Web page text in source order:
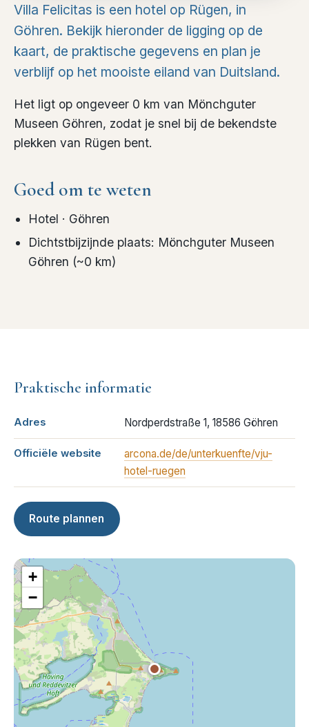
Villa Felicitas is een hotel op Rügen, in
Göhren. Bekijk hieronder de ligging op de
kaart, de praktische gegevens en plan je
verblijf op het mooiste eiland van Duitsland.
Het ligt op ongeveer 0 km van Mönchguter
Museen Göhren, zodat je snel bij de bekendste
plekken van Rügen bent.
Goed om te weten
Hotel · Göhren
Dichtstbijzijnde plaats: Mönchguter Museen
Göhren (~0 km)
Praktische informatie
Adres Nordperdstraße 1, 18586 Göhren
Officiële website
arcona.de/de/unterkuenfte/vju-
hotel-ruegen
Route plannen
+
−